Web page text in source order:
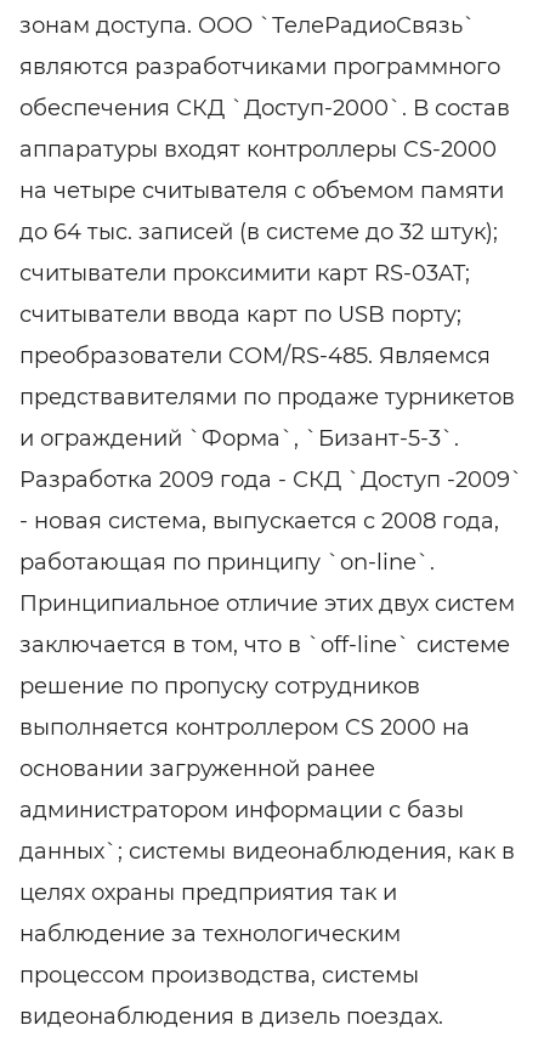
зонам доступа. ООО `ТелеРадиоСвязь`
являются разработчиками программного
обеспечения СКД `Доступ-2000`. В состав
аппаратуры входят контроллеры CS-2000
на четыре считывателя с объемом памяти
до 64 тыс. записей (в системе до 32 штук);
считыватели проксимити карт RS-03AT;
считыватели ввода карт по USB порту;
преобразователи COM/RS-485. Являемся
предствавителями по продаже турникетов
и ограждений `Форма`, `Бизант-5-3`.
Разработка 2009 года - СКД `Доступ -2009`
- новая система, выпускается с 2008 года,
работающая по принципу `on-line`.
Принципиальное отличие этих двух систем
заключается в том, что в `off-line` системе
решение по пропуску сотрудников
выполняется контроллером CS 2000 на
основании загруженной ранее
администратором информации с базы
данных`; системы видеонаблюдения, как в
целях охраны предприятия так и
наблюдение за технологическим
процессом производства, системы
видеонаблюдения в дизель поездах.